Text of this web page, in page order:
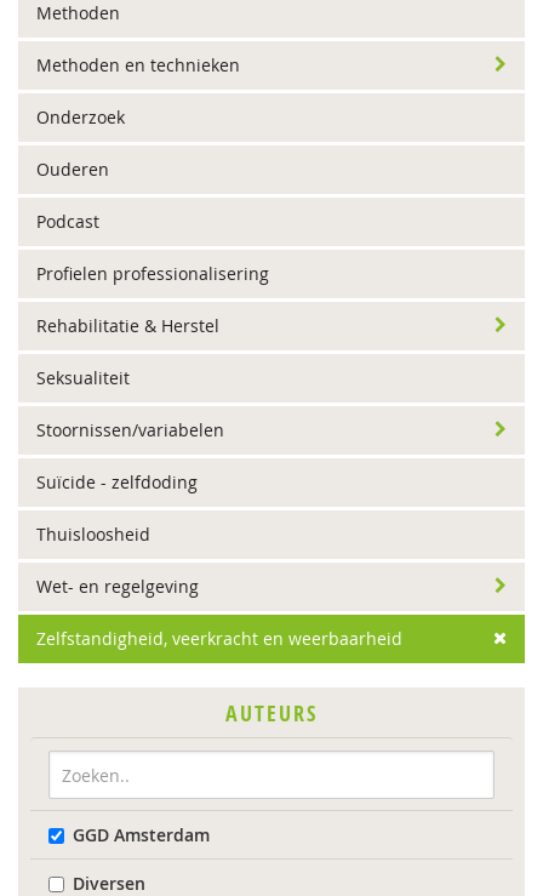
Methoden
Methoden en technieken
Onderzoek
Ouderen
Podcast
Profielen professionalisering
Rehabilitatie & Herstel
Seksualiteit
Stoornissen/variabelen
Suïcide - zelfdoding
Thuisloosheid
Wet- en regelgeving
Zelfstandigheid, veerkracht en weerbaarheid
AUTEURS
GGD Amsterdam
Diversen